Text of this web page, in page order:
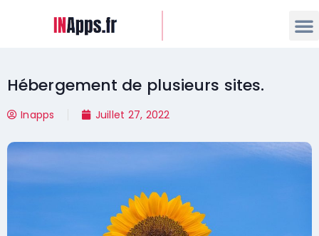
Hébergement de plusieurs sites.
Inapps Juillet 27, 2022